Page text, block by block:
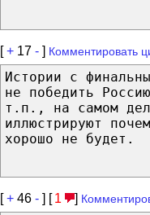
[+ 17 - ] Комментировать
Истории с
не победить
т.п., на самом
иллюстрируют
хорошо не будет.
[+ 46 - ] [ 1 ]